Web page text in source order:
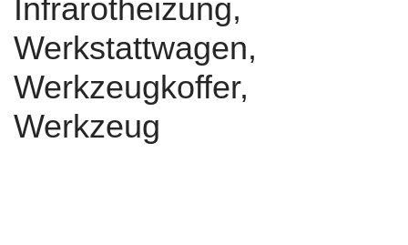
Infrarotheizung,
Werkstattwagen,
Werkzeugkoffer,
Werkzeug